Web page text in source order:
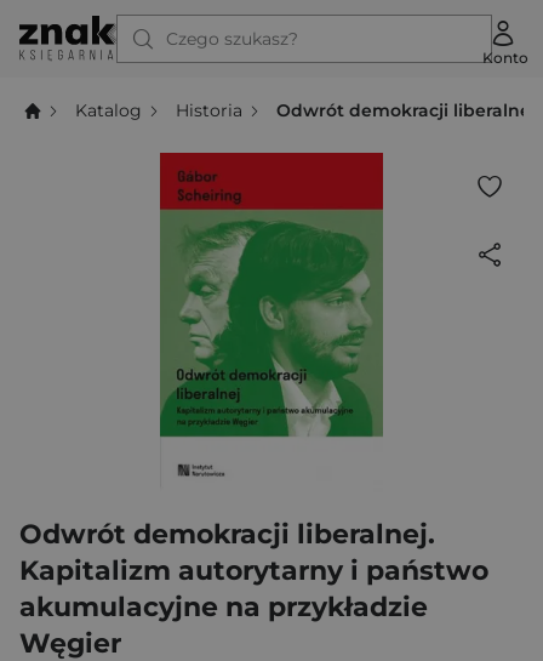
Czego szukasz?
Konto
Katalog Historia Odwrót demokracji
Odwrót demokracji liberalnej.
Kapitalizm autorytarny i państwo
akumulacyjne na przykładzie
Węgier